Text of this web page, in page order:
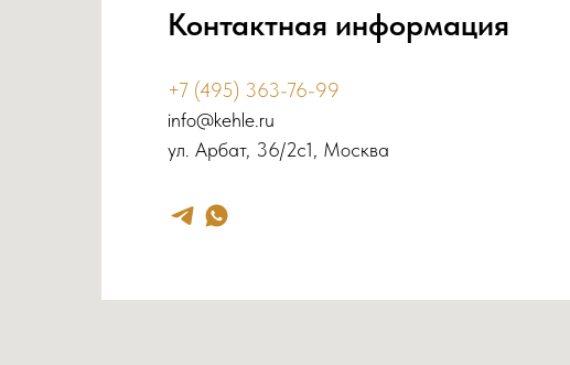
Контактная информация
+7 (495) 363-76-99
info@kehle.ru
ул. Арбат, 36/2с1, Москва